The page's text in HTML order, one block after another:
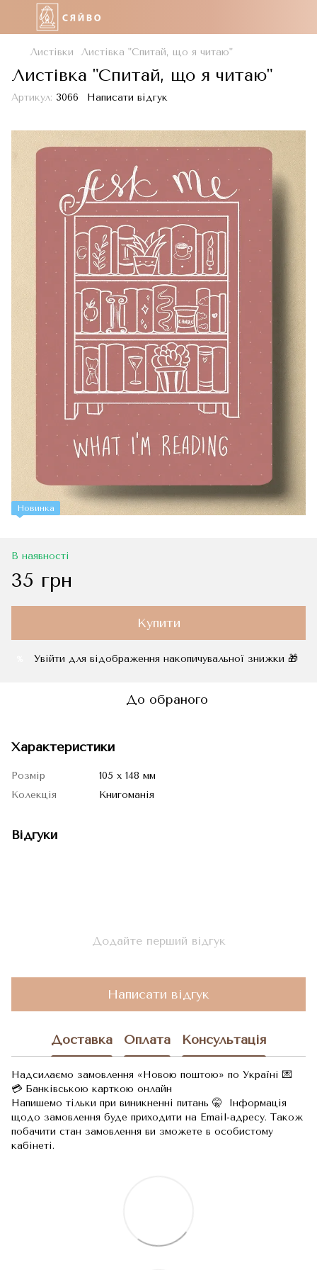
Листівки Листівка "Спитай, що я читаю"
Листівка "Спитай, що я читаю"
Артикул: 3066 Написати відгук
Новинка
В наявності
35 грн
Купити
Увійти для відображення накопичувальної знижки 🎁
До обраного
Характеристики
Розмір
105 х 148 мм
Колекція
Книгоманія
Відгуки
Додайте перший відгук
Написати відгук
Доставка Оплата Консультація
Надсилаємо замовлення «Новою поштою» по Україні 💌
💳 Банківською карткою онлайн
Напишемо тільки при виникненні питань 🤫 Інформація
щодо замовлення буде приходити на Email-адресу. Також
побачити стан замовлення ви зможете в особистому
кабінеті.